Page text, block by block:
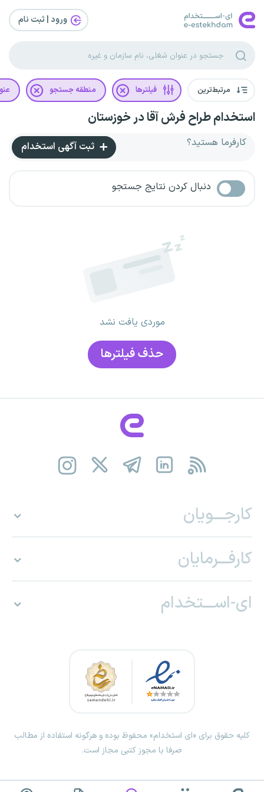
ورود | ثبت‌ نام
مرتبط‌ترین فیلترها منطقه جستجو
استخدام طراح فرش آقا در خوزستان
کارفرما هستید؟ ثبت آگهی استخدام
دنبال کردن نتایج جستجو
موردی یافت نشد
حذف فیلتر‌ها
کارجـــویان
کارفـــرمایان
ای-اســـتخدام
کلیه حقوق برای «ای استخدام» محفوظ بوده و هرگونه استفاده از مطالب
صرفا با مجوز کتبی مجاز است.